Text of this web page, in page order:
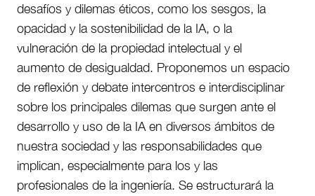
desafíos y dilemas éticos, como los sesgos, la
opacidad y la sostenibilidad de la IA, o la
vulneración de la propiedad intelectual y el
aumento de desigualdad. Proponemos un espacio
de reflexión y debate intercentros e interdisciplinar
sobre los principales dilemas que surgen ante el
desarrollo y uso de la IA en diversos ámbitos de
nuestra sociedad y las responsabilidades que
implican, especialmente para los y las
profesionales de la ingeniería. Se estructurará la